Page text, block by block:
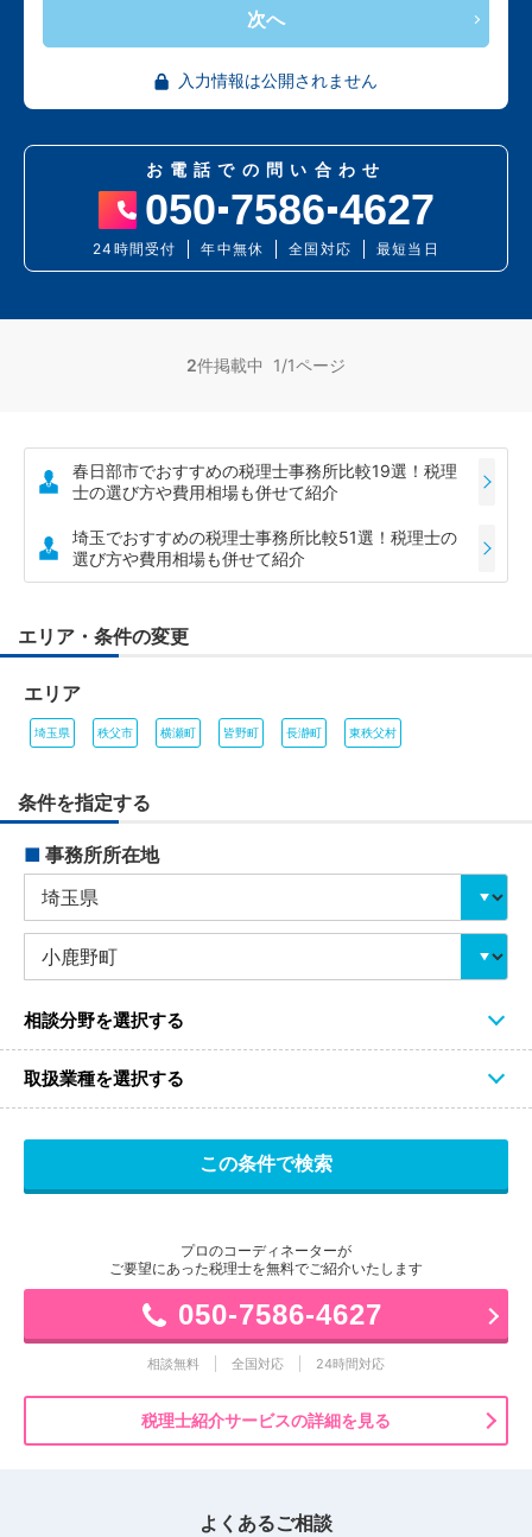
次へ
入力情報は公開されません
お電話での問い合わせ
050 7586 4627
24時間受付 年中無休 全国対応 最短当日
2件掲載中 1/1ページ
春日部市でおすすめの税理士事務所比較19選！税理
士の選び方や費用相場も併せて紹介
埼玉でおすすめの税理士事務所比較51選！税理士の
選び方や費用相場も併せて紹介
エリア・条件の変更
エリア
埼玉県 秩父市 横瀬町 皆野町 長瀞町 東秩父村
条件を指定する
■ 事務所所在地
相談分野を選択する
取扱業種を選択する
プロのコーディネーターが
ご要望にあった税理士を無料でご紹介いたします
050-7586-4627
相談無料 全国対応 24時間対応
税理士紹介サービスの詳細を見る
よくあるご相談